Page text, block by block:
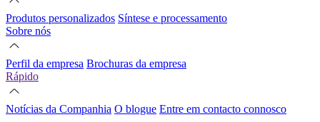
Produtos personalizados Síntese e processamento
Sobre nós
Perfil da empresa Brochuras da empresa
Rápido
Notícias da Companhia O blogue Entre em contacto connosco